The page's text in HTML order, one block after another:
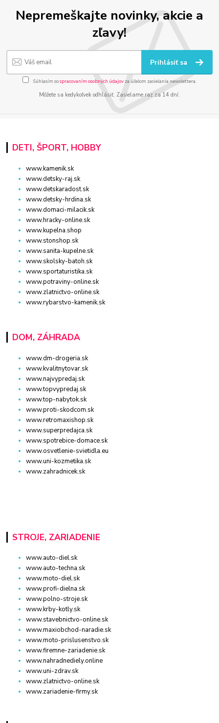
Nepremeškajte novinky, akcie a
zľavy!
Prihlásiť sa
Súhlasím sospracovaním osobných údajov za účelom zasielania newslettera.
Môžete sa kedykoľvek odhlásiť. Zasielame raz za 14 dní.
DETI, ŠPORT, HOBBY
www.kamenik.sk
www.detsky-raj.sk
www.detskaradost.sk
www.detsky-hrdina.sk
www.domaci-milacik.sk
www.hracky-online.sk
www.kupelna.shop
www.stonshop.sk
www.sanita-kupelne.sk
www.skolsky-batoh.sk
www.sportaturistika.sk
www.potraviny-online.sk
www.zlatnictvo-online.sk
www.rybarstvo-kamenik.sk
DOM, ZÁHRADA
www.dm-drogeria.sk
www.kvalitnytovar.sk
www.najvypredaj.sk
www.topvypredaj.sk
www.top-nabytok.sk
www.proti-skodcom.sk
www.retromaxishop.sk
www.superpredajca.sk
www.spotrebice-domace.sk
www.osvetlenie-svietidla.eu
www.uni-kozmetika.sk
www.zahradnicek.sk
STROJE, ZARIADENIE
www.auto-diel.sk
www.auto-techna.sk
www.moto-diel.sk
www.profi-dielna.sk
www.polno-stroje.sk
www.krby-kotly.sk
www.stavebnictvo-online.sk
www.maxiobchod-naradie.sk
www.moto-prislusenstvo.sk
www.firemne-zariadenie.sk
www.nahradnediely.online
www.uni-zdrav.sk
www.zlatnictvo-online.sk
www.zariadenie-firmy.sk